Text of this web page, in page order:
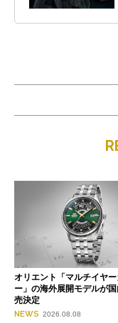
オリエント「マルチイヤ
ー」の海外展開モデルが
売決定
NEWS 2026.08.08